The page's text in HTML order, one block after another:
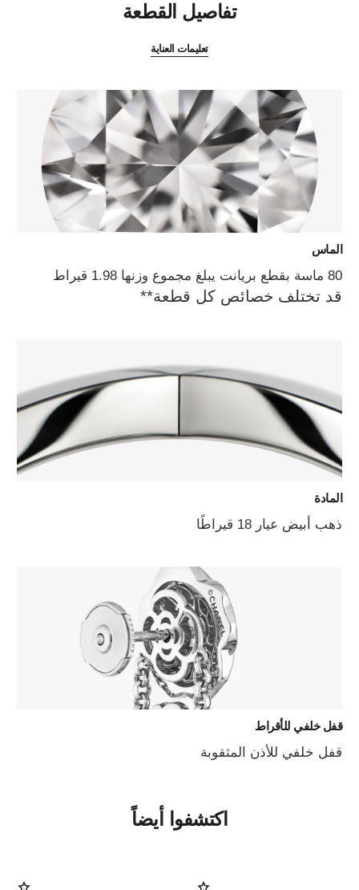
تفاصيل القطعة
تعليمات العناية
الماس
80 ماسة بقطع بريانت يبلغ مجموع وزنها 1.98 قيراط
قد تختلف خصائص كل قطعة**
المادة
ذهب أبيض عيار 18 قيراطًا
قفل خلفي للأقراط
قفل خلفي للأذن المثقوبة
اكتشفوا أيضاً